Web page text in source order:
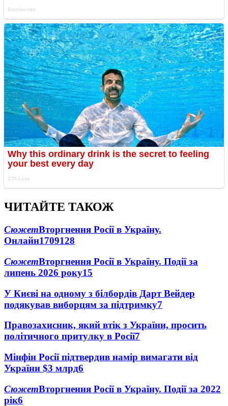
ЧИТАЙТЕ ТАКОЖ
СюжетВторгнення Росії в Україну.
Онлайн1709128
СюжетВторгнення Росії в Україну. Події за
липень 2026 року15
У Києві на одному з білбордів Дарт Вейдер
подякував виборцям за підтримку7
Правозахисник, який втік з України, просить
політичного притулку в Росії7
Мінфін Росії підтвердив намір вимагати від
України $3 млрд6
СюжетВторгнення Росії в Україну. Події за 2022
рік6